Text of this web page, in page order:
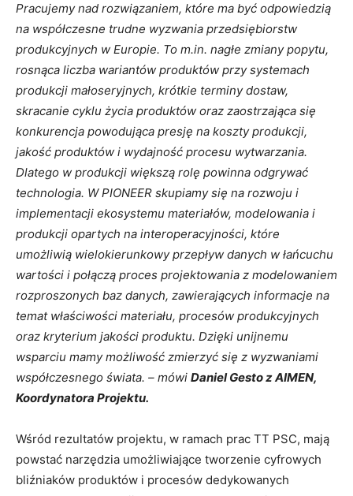
Pracujemy nad rozwiązaniem, które ma być odpowiedzią
na współczesne trudne wyzwania przedsiębiorstw
produkcyjnych w Europie. To m.in. nagłe zmiany popytu,
rosnąca liczba wariantów produktów przy systemach
produkcji małoseryjnych, krótkie terminy dostaw,
skracanie cyklu życia produktów oraz zaostrzająca się
konkurencja powodująca presję na koszty produkcji,
jakość produktów i wydajność procesu wytwarzania.
Dlatego w produkcji większą rolę powinna odgrywać
technologia. W PIONEER skupiamy się na rozwoju i
implementacji ekosystemu materiałów, modelowania i
produkcji opartych na interoperacyjności, które
umożliwią wielokierunkowy przepływ danych w łańcuchu
wartości i połączą proces projektowania z modelowaniem
rozproszonych baz danych, zawierających informacje na
temat właściwości materiału, procesów produkcyjnych
oraz kryterium jakości produktu. Dzięki unijnemu
wsparciu mamy możliwość zmierzyć się z wyzwaniami
współczesnego świata. – mówi Daniel Gesto z AIMEN,
Koordynatora Projektu.
Wśród rezultatów projektu, w ramach prac TT PSC, mają
powstać narzędzia umożliwiające tworzenie cyfrowych
bliźniaków produktów i procesów dedykowanych